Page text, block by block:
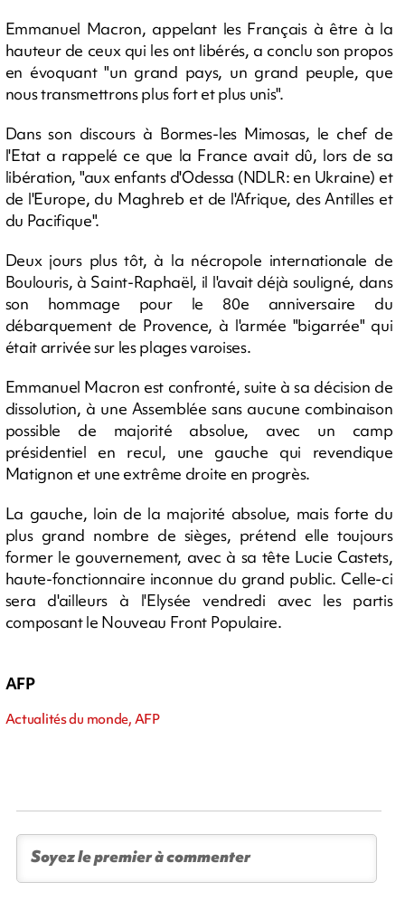
Emmanuel Macron, appelant les Français à être à la
hauteur de ceux qui les ont libérés, a conclu son propos
en évoquant "un grand pays, un grand peuple, que
nous transmettrons plus fort et plus unis".
Dans son discours à Bormes-les Mimosas, le chef de
l'Etat a rappelé ce que la France avait dû, lors de sa
libération, "aux enfants d'Odessa (NDLR: en Ukraine) et
de l'Europe, du Maghreb et de l'Afrique, des Antilles et
du Pacifique".
Deux jours plus tôt, à la nécropole internationale de
Boulouris, à Saint-Raphaël, il l'avait déjà souligné, dans
son hommage pour le 80e anniversaire du
débarquement de Provence, à l'armée "bigarrée" qui
était arrivée sur les plages varoises.
Emmanuel Macron est confronté, suite à sa décision de
dissolution, à une Assemblée sans aucune combinaison
possible de majorité absolue, avec un camp
présidentiel en recul, une gauche qui revendique
Matignon et une extrême droite en progrès.
La gauche, loin de la majorité absolue, mais forte du
plus grand nombre de sièges, prétend elle toujours
former le gouvernement, avec à sa tête Lucie Castets,
haute-fonctionnaire inconnue du grand public. Celle-ci
sera d'ailleurs à l'Elysée vendredi avec les partis
composant le Nouveau Front Populaire.
AFP
Actualités du monde, AFP